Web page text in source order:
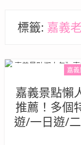
標籤: 嘉義
嘉
嘉義景點懶
推薦！多個
遊/一日遊/